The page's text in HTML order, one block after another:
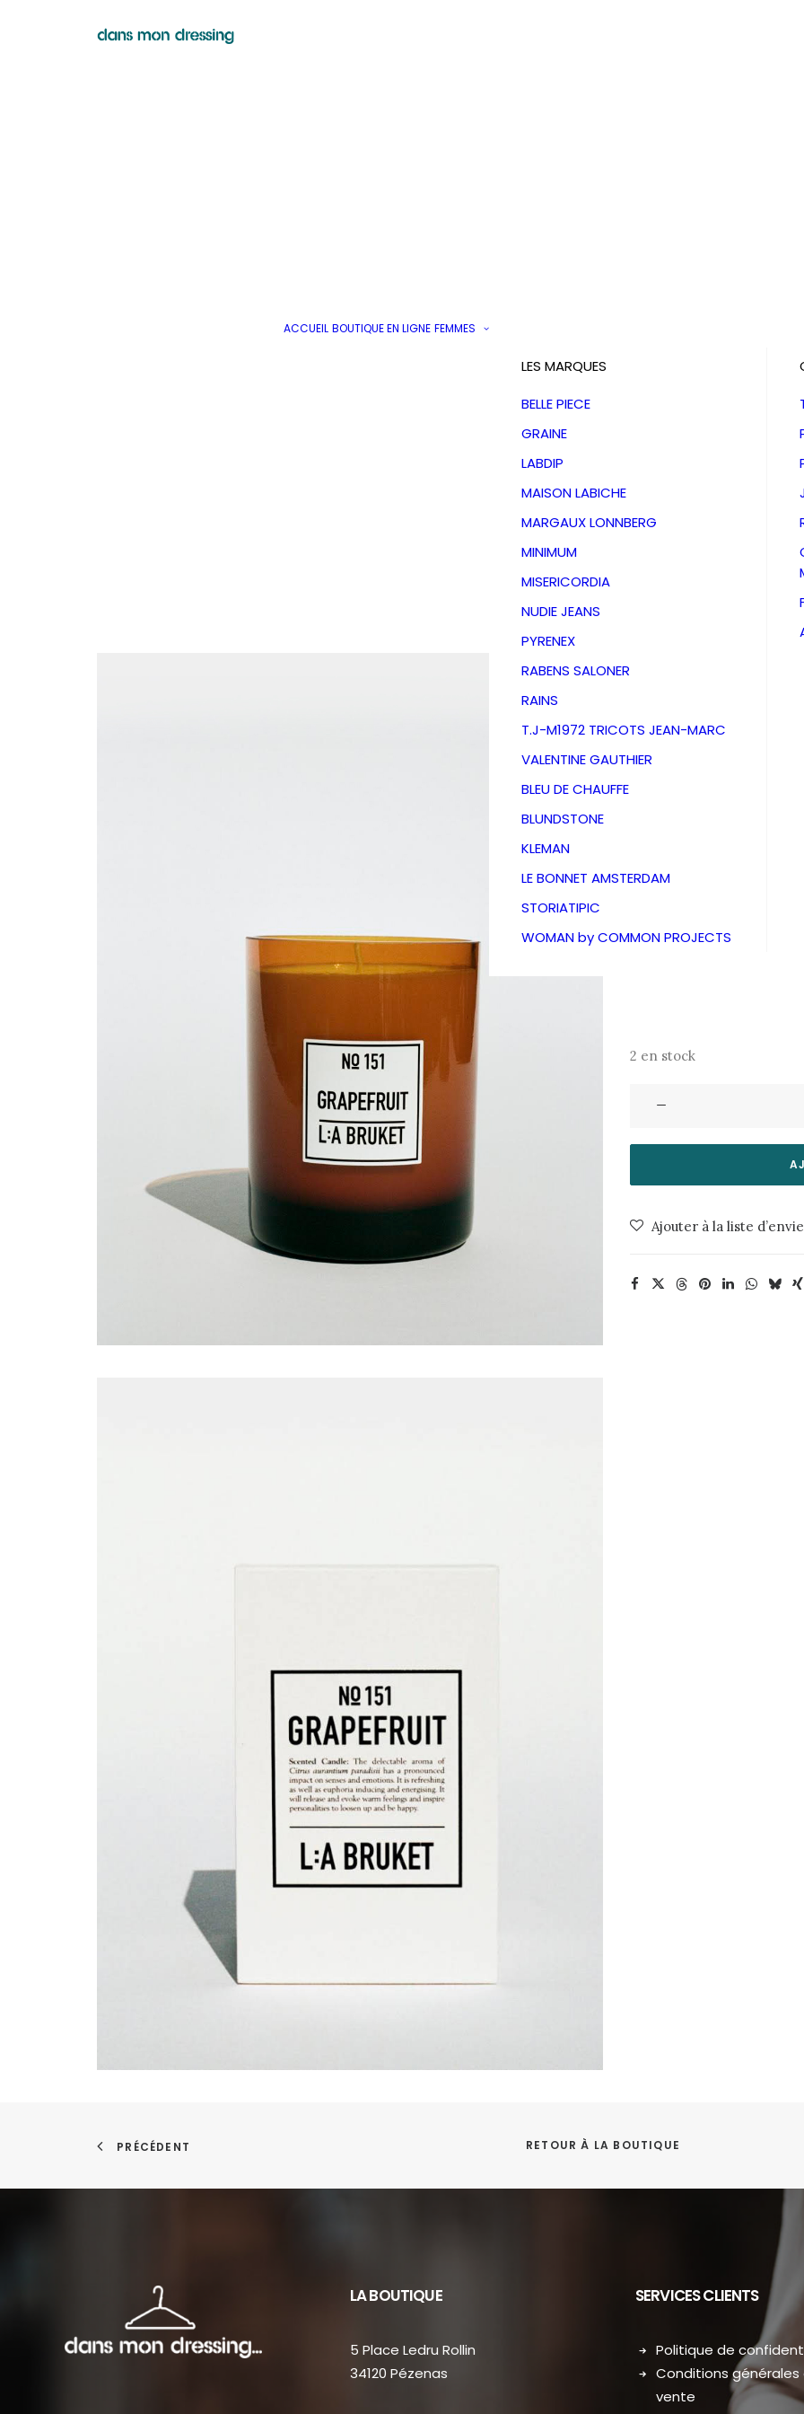
ACCUEIL BOUTIQUE EN LIGNE FEMMES
LES MARQUES
BELLE PIECE
GRAINE
LABDIP
MAISON LABICHE
MARGAUX LONNBERG
MINIMUM
MISERICORDIA
NUDIE JEANS
PYRENEX
RABENS SALONER
RAINS
T.J-M1972 TRICOTS JEAN-MARC
VALENTINE GAUTHIER
BLEU DE CHAUFFE
BLUNDSTONE
KLEMAN
LE BONNET AMSTERDAM
STORIATIPIC
WOMAN by COMMON PROJECTS
Bougie
L:A
biologique avec une
2 en stock
Bougie
L:A
Grapefruit
Ajouter à la liste
PRÉCÉDENT RETOUR À LA BOUTIQUE
LA BOUTIQUE
5 Place Ledru Rollin
34120 Pézenas
SERVICES CLIENTS
Politique de
Conditions générales
vente